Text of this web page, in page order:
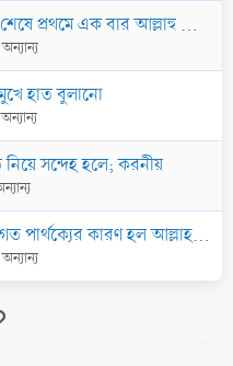
নাকি তিন বার আস্তাগফিরুল্লাহ? একটি দলিল ভিত্তিক পর্যালোচনা
অন্যান্য
হাত বুলানো
অন্যান্য
সন্দেহ হলে; করনীয়
কারণ হল আল্লাহর শুকরিয়া আদায় করা
অন্যান্য
Link